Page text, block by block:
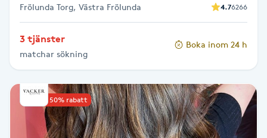
Hypnos
Hårborttagning
Hårförlängning
Frölunda Torg, Västra Frölunda 4.76266
3 tjänster
matchar sökning
Boka inom 24 h
Upp till 50% rabatt